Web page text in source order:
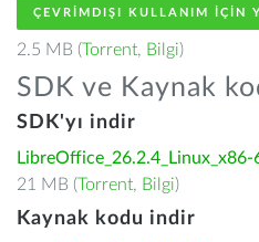
ÇEVRIMDIŞI KULLANIM IÇIN
2.5 MB (Torrent, Bilgi)
SDK ve Kaynak
SDK'yı indir
LibreOffice_26.2.4_Linux_x86-
21 MB (Torrent, Bilgi)
Kaynak kodu indir